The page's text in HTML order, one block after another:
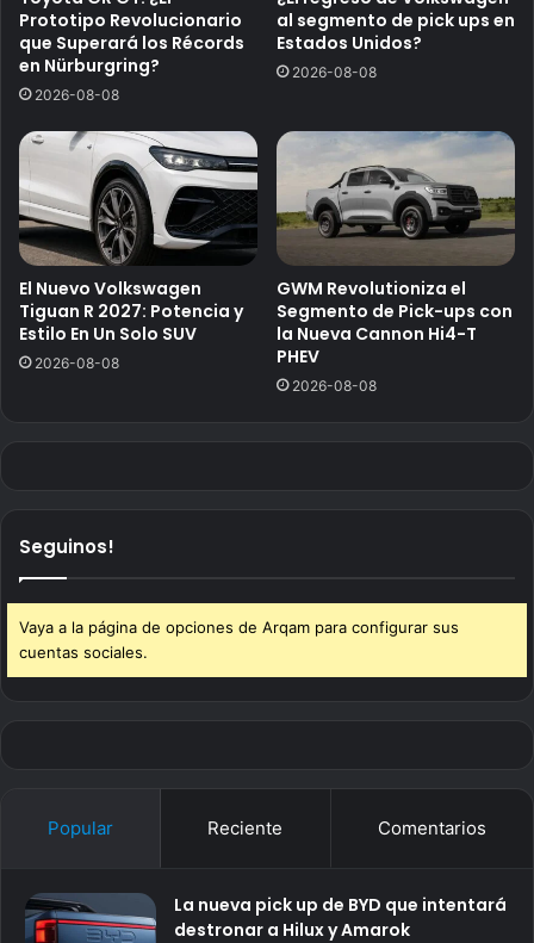
Prototipo Revolucionario
que Superará los Récords
en Nürburgring?
2026-08-08
al segmento de pick ups en
Estados Unidos?
2026-08-08
El Nuevo Volkswagen
Tiguan R 2027: Potencia y
Estilo En Un Solo SUV
2026-08-08
GWM Revolutioniza el
Segmento de Pick-ups con
la Nueva Cannon Hi4-T
PHEV
2026-08-08
Seguinos!
Vaya a la página de opciones de Arqam para configurar sus
cuentas sociales.
Popular Reciente Comentarios
La nueva pick up de BYD que intentará
destronar a Hilux y Amarok